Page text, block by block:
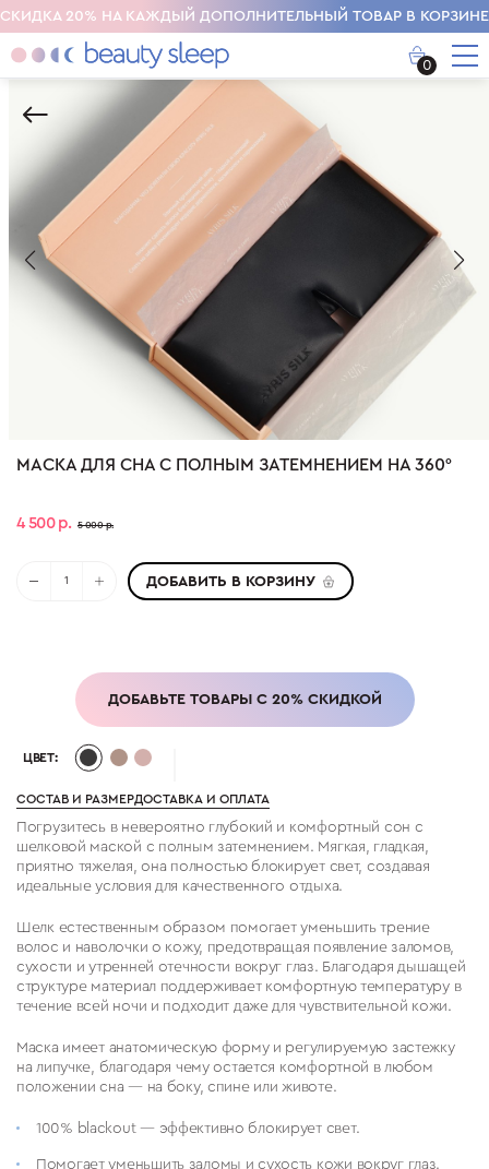
СКИДКА 20% НА КАЖДЫЙ ДОПОЛНИТЕЛЬНЫЙ ТОВАР В КОРЗИНЕ
0
МАСКА ДЛЯ СНА С ПОЛНЫМ ЗАТЕМНЕНИЕМ НА 360°
Погрузитесь в невероятно глубокий и комфортный сон с
шелковой маской с полным затемнением. Мягкая, гладкая,
приятно тяжелая, она полностью блокирует свет, создавая
идеальные условия для качественного отдыха.
Шелк естественным образом помогает уменьшить трение
волос и наволочки о кожу, предотвращая появление заломов,
сухости и утренней отечности вокруг глаз. Благодаря дышащей
структуре материал поддерживает комфортную температуру в
течение всей ночи и подходит даже для чувствительной кожи.
Маска имеет анатомическую форму и регулируемую застежку
на липучке, благодаря чему остается комфортной в любом
положении сна — на боку, спине или животе.
100% blackout — эффективно блокирует свет.
Помогает уменьшить заломы и сухость кожи вокруг глаз.
ЦВЕТ:
СОСТАВ И РАЗМЕРДОСТАВКА И ОПЛАТА
5 000 р.
4 500 р.
ДОБАВИТЬ В КОРЗИНУ
ДОБАВЬТЕ ТОВАРЫ С 20% СКИДКОЙ